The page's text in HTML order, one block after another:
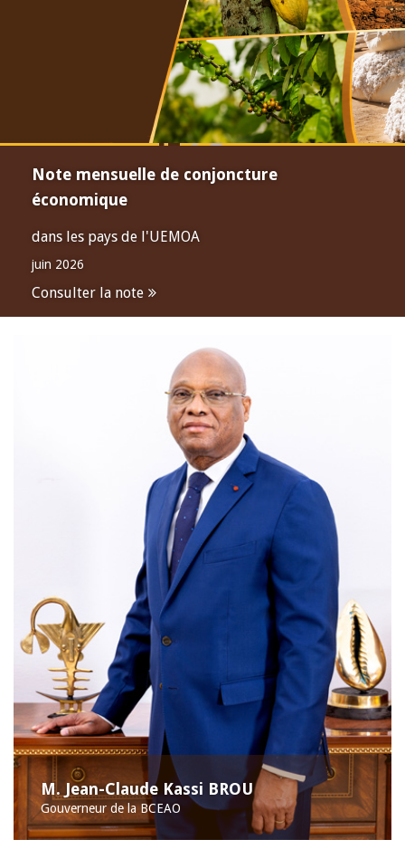
Note mensuelle de conjoncture
économique
dans les pays de l'UEMOA
juin 2026
Consulter la note
M. Jean-Claude Kassi BROU
Gouverneur de la BCEAO